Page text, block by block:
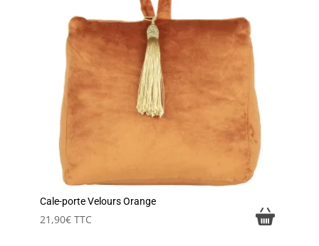
Cale-porte Velours Orange
21,90€ TTC